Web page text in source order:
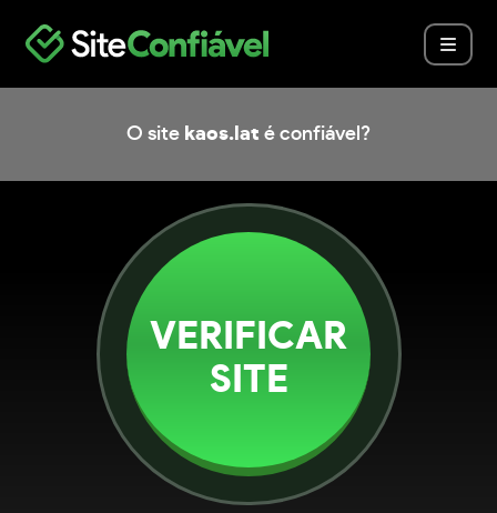
O site kaos.lat é confiável?
VERIFICAR
SITE